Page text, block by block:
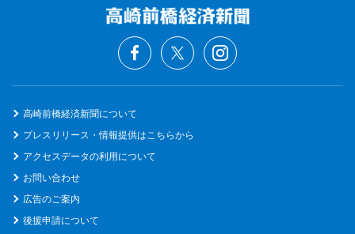
高崎前橋経済新聞について
プレスリリース・情報提供はこちらから
アクセスデータの利用について
お問い合わせ
広告のご案内
後援申請について